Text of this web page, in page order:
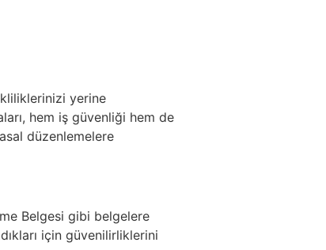
yerine
hem iş güvenliği hem de
düzenlemelere
Belgesi gibi belgelere
için güvenilirliklerini